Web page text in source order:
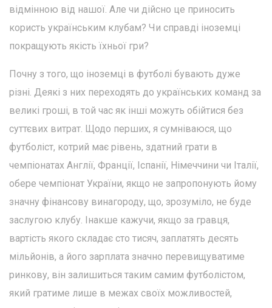
відмінною від нашої. Але чи дійсно це приносить
користь українським клубам? Чи справді іноземці
покращують якість їхньої гри?
Почну з того, що іноземці в футболі бувають дуже
різні. Деякі з них переходять до українських команд за
великі гроші, в той час як інші можуть обійтися без
суттєвих витрат. Щодо перших, я сумніваюся, що
футболіст, котрий має рівень, здатний грати в
чемпіонатах Англії, Франції, Іспанії, Німеччини чи Італії,
обере чемпіонат України, якщо не запропонують йому
значну фінансову винагороду, що, зрозуміло, не буде
заслугою клубу. Інакше кажучи, якщо за гравця,
вартість якого складає сто тисяч, заплатять десять
мільйонів, а його зарплата значно перевищуватиме
ринкову, він залишиться таким самим футболістом,
який гратиме лише в межах своїх можливостей,